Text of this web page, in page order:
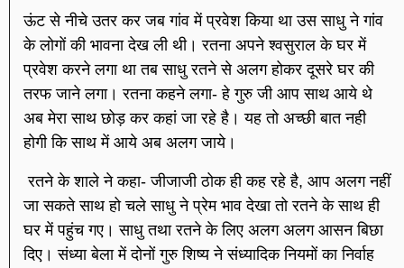
ऊंट से नीचे उतर कर जब गांव में प्रवेश किया था उस साधु ने गांव
के लोगों की भावना देख ली थी। रतना अपने श्वसुराल के घर में
प्रवेश करने लगा था तब साधु रतने से अलग होकर दूसरे घर की
तरफ जाने लगा। रतना कहने लगा- हे गुरु जी आप साथ आये थे
अब मेरा साथ छोड़ कर कहां जा रहे है। यह तो अच्छी बात नही
होगी कि साथ में आये अब अलग जाये।
रतने के शाले ने कहा- जीजाजी ठोक ही कह रहे है, आप अलग नहीं
जा सकते साथ हो चले साधु ने प्रेम भाव देखा तो रतने के साथ ही
घर में पहुंच गए। साधु तथा रतने के लिए अलग अलग आसन बिछा
दिए। संध्या बेला में दोनों गुरु शिष्य ने संध्यादिक नियमों का निर्वाह